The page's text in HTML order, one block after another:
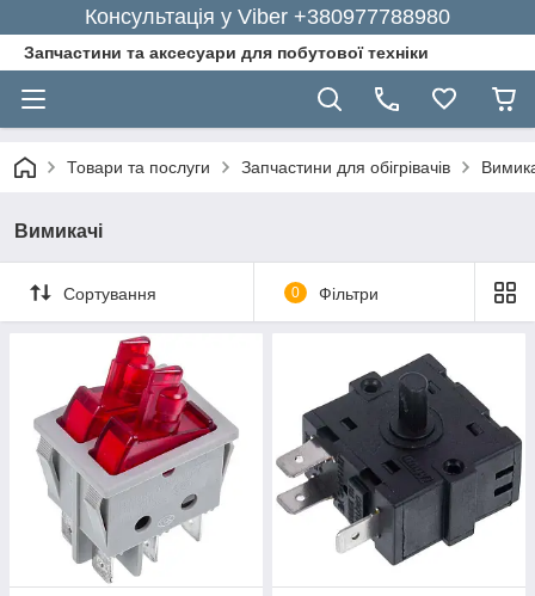
Консультація у Viber +380977788980
Запчастини та аксесуари для побутової техніки
Товари та послуги Запчастини для обігрівачів
Вимикачі
Сортування 0 Фільтри